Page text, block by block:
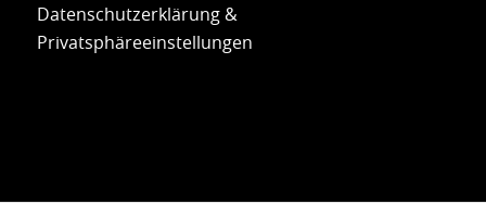
Datenschutzerklärung &
Privatsphäreeinstellungen